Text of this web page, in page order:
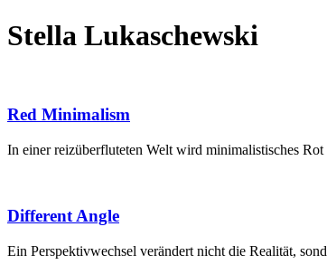
Stella Lukaschewski
Red Minimalism
In einer reizüberfluteten Welt wird minimalistisches
Different Angle
Ein Perspektivwechsel verändert nicht die Realität,